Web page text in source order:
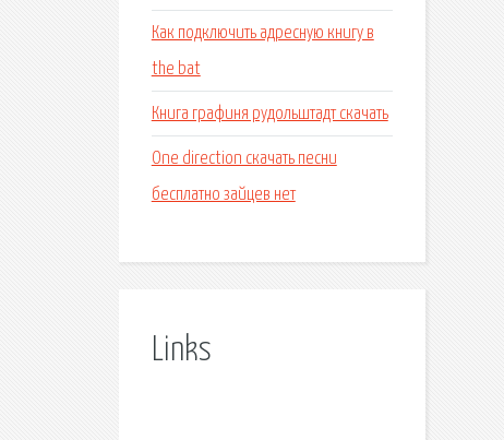
Как подключить адресную книгу в
the bat
Книга графиня рудольштадт скачать
One direction скачать песни
бесплатно зайцев нет
Links